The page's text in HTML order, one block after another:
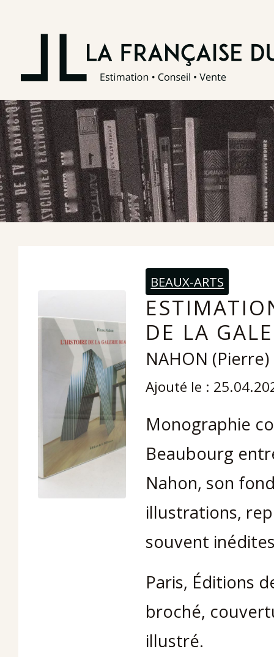
BEAUX-ARTS
DE LA
NAHON (Pierre)
Ajouté le :
Monographie
Beaubourg
Nahon, son
illustrations,
souvent
Paris, Éditions
broché,
illustré.